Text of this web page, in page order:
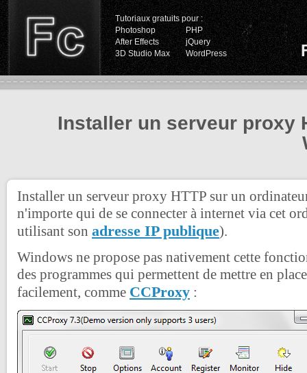
Tutoriaux gratuits pour :
Photoshop
PHP
After Effects
jQuery
3D Studio Max
WordPress
Installer un serveur proxy
Installer un serveur proxy HTTP sur un
n'importe qui de se connecter à internet via cet
utilisant son adresse IP publique).
Windows ne propose pas nativement cette
des programmes qui permettent de mettre en
facilement, comme CCProxy :